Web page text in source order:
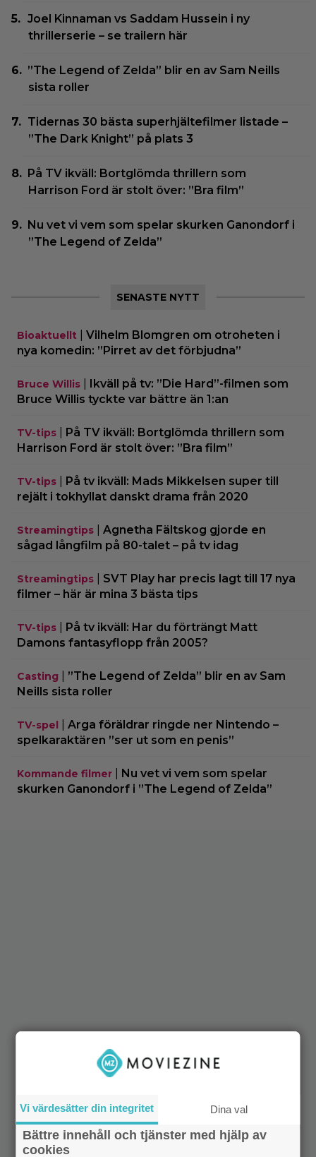
Joel Kinnaman vs Saddam Hussein i ny
thrillerserie – se trailern här
”The Legend of Zelda” blir en av Sam Neills
sista roller
Tidernas 30 bästa superhjältefilmer listade –
”The Dark Knight” på plats 3
På TV ikväll: Bortglömda thrillern som
Harrison Ford är stolt över: ”Bra film”
Nu vet vi vem som spelar skurken Ganondorf i
”The Legend of Zelda”
SENASTE NYTT
Bioaktuellt
Vilhelm Blomgren om otroheten i
nya komedin: ”Pirret av det förbjudna”
Bruce Willis
Ikväll på tv: ”Die Hard”-filmen som
Bruce Willis tyckte var bättre än 1:an
TV-tips
På TV ikväll: Bortglömda thrillern som
Harrison Ford är stolt över: ”Bra film”
TV-tips
På tv ikväll: Mads Mikkelsen super till
rejält i tokhyllat danskt drama från 2020
Streamingtips
Agnetha Fältskog gjorde en
sågad långfilm på 80-talet – på tv idag
Streamingtips
SVT Play har precis lagt till 17 nya
filmer – här är mina 3 bästa tips
TV-tips
På tv ikväll: Har du förträngt Matt
Damons fantasyflopp från 2005?
Casting
”The Legend of Zelda” blir en av Sam
Neills sista roller
TV-spel
Arga föräldrar ringde ner Nintendo –
spelkaraktären ”ser ut som en penis”
Kommande filmer
Nu vet vi vem som spelar
skurken Ganondorf i ”The Legend of Zelda”
Vi värdesätter din integritet Dina val
Bättre innehåll och tjänster med hjälp av
cookies